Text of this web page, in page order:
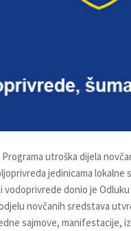
utroška dijela
jedinicama
donio je
novčanih sredstava
sajmove, manifestacije,